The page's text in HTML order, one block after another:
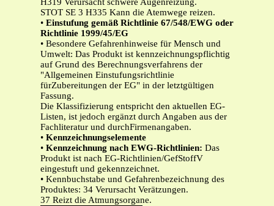
H319 Verursacht schwere Augenreizung.
STOT SE 3 H335 Kann die Atemwege reizen.
• Einstufung gemäß Richtlinie 67/548/EWG oder
Richtlinie 1999/45/EG
• Besondere Gefahrenhinweise für Mensch und
Umwelt: Das Produkt ist kennzeichnungspflichtig
auf Grund des Berechnungsverfahrens der
"Allgemeinen Einstufungsrichtlinie
fürZubereitungen der EG" in der letztgültigen
Fassung.
Die Klassifizierung entspricht den aktuellen EG-
Listen, ist jedoch ergänzt durch Angaben aus der
Fachliteratur und durchFirmenangaben.
• Kennzeichnungselemente
• Kennzeichnung nach EWG-Richtlinien: Das
Produkt ist nach EG-Richtlinien/GefStoffV
eingestuft und gekennzeichnet.
• Kennbuchstabe und Gefahrenbezeichnung des
Produktes: 34 Verursacht Verätzungen.
37 Reizt die Atmungsorgane.